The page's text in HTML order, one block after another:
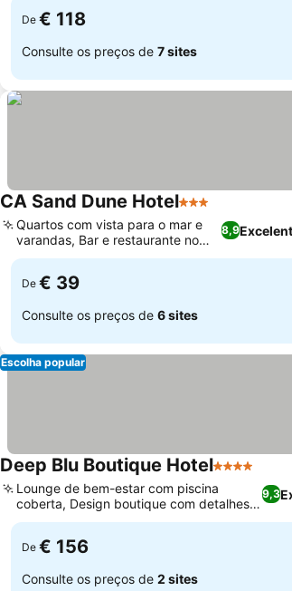
De € 118
Consulte os preços de 7 sites
CA Sand Dune Hotel3 Estrelas
8,9
Quartos com vista para o mar e
varandas, Bar e restaurante no
local
De € 39
Consulte os preços de 6 sites
Escolha popular
Deep Blu Boutique Hotel4 Estrelas
9,3
Lounge de bem-estar com piscina
coberta, Design boutique com detalhes
em mármore
De € 156
Consulte os preços de 2 sites